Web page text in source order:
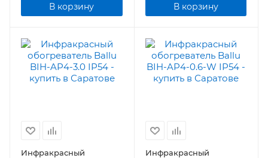
В корзину В корзину
Инфракрасный
Инфракрасный